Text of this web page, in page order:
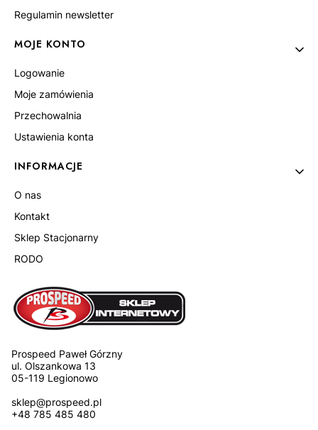
Regulamin newsletter
MOJE KONTO
Logowanie
Moje zamówienia
Przechowalnia
Ustawienia konta
INFORMACJE
O nas
Kontakt
Sklep Stacjonarny
RODO
Prospeed Paweł Górzny
ul. Olszankowa 13
05-119 Legionowo
sklep@prospeed.pl
+48 785 485 480